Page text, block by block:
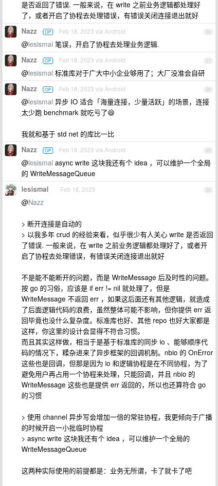
是否返回了错误. 一般来说，在 write 之前业务逻辑都处理好
了，或者开启了协程去处理错误，有错误关闭连接退出就好
26
Nazz OP Feb 18, 2023 via Android
@lesismal 笔误，开启了协程去处理业务逻辑.
27
Nazz OP Feb 18, 2023 via Android
@lesismal 标准库对于广大中小企业够用了；大厂没准会自研
28
Nazz OP Feb 18, 2023 via Android
@lesismal 异步 IO 适合「海量连接，少量活跃」的场景，连接
太少跑 benchmark 就吃亏了😆
我就和基于 std net 的库比一比
29
Nazz OP Feb 18, 2023 via Android
@lesismal async write 这块我还有个 idea ，可以维护一个全局
的 WriteMessageQueue
30
lesismal Feb 18, 2023
@Nazz
> 断开连接是自动的
> 以我多年 crud 的经验来看，似乎很少有人关心 write 是否返回
了错误. 一般来说，在 write 之前业务逻辑都处理好了，或者开
启了协程去处理错误，有错误关闭连接退出就好
不是能不能断开的问题，而是 WriteMessage 后及时性的问题。
按 go 的习俗，应该是 if err != nil 就处理了，但是
WriteMessage 不返回 err ，如果这后面还有其他逻辑，就造成
了后面逻辑代码的浪费，虽然整体可能不影响，但你提供 err 返
回毕竟也没什么复杂度。标准库也好、其他 repo 也好大家都是
这样，你这里的设计会显得不符合习惯。
而且其实这样做，相当于是基于标准库的同步 io 、能够顺序代
码的情况下，糅杂进来了异步框架的回调机制。nbio 的 OnError
这些也是回调，但那是因为 io 和逻辑协程是在不同协程，为了
避免用户再占用一个协程来处理，只能回调，并且 nbio 的
WriteMessage 这些也是提供 err 返回的，所以也还算符合 go
的习惯
> 使用 channel 异步写会增加一倍的常驻协程，我更倾向于广播
的时候开启一小批临时协程
> async write 这块我还有个 idea ，可以维护一个全局的
WriteMessageQueue
这两种实际使用的前提都是：业务无所谓，卡了就卡了吧